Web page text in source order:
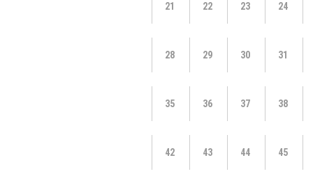
21 22 23 24
28 29 30 31
35 36 37 38
42 43 44 45